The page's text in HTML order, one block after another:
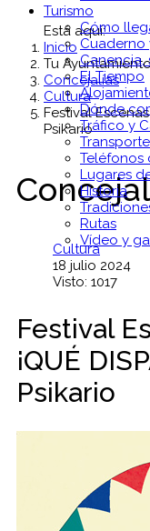
Turismo
Cómo
Cuaderno
El Tiempo
Dónde
Tráfico y
Teléfonos
Lugares
Historia
Rutas
Vídeo y
Está aquí:
Inicio
Tu
Concejalías
Cultura
Festival Escenas
Psikario
Cultura
18 julio 2024
Visto: 1017
Festival
¡QUÉ
Psikario